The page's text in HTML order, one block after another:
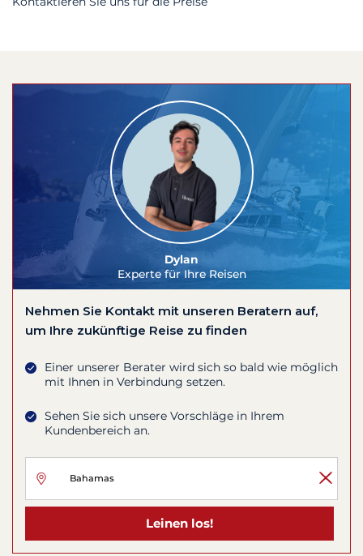
Dylan
Experte für Ihre Reisen
Nehmen Sie Kontakt mit unseren Beratern auf,
um Ihre zukünftige Reise zu finden
Einer unserer Berater wird sich so bald wie möglich
mit Ihnen in Verbindung setzen.
Sehen Sie sich unsere Vorschläge in Ihrem
Kundenbereich an.
Leinen los!